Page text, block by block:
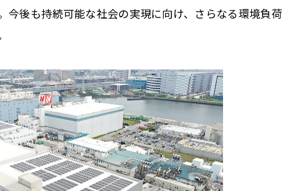
今後も持続可能な社会の実現に向け、さらなる環境負荷